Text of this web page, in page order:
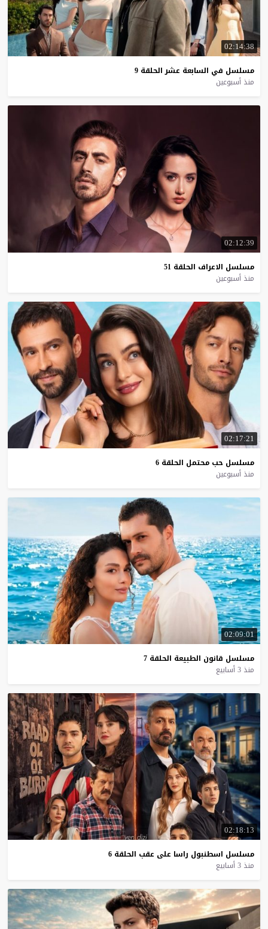
02:14:38
مسلسل في السابعة عشر الحلقة 9
منذ أسبوعين
02:12:39
مسلسل الاعراف الحلقة 51
منذ أسبوعين
02:17:21
مسلسل حب محتمل الحلقة 6
منذ أسبوعين
02:09:01
مسلسل قانون الطبيعة الحلقة 7
منذ 3 أسابيع
02:18:13
مسلسل اسطنبول راسا على عقب الحلقة 6
منذ 3 أسابيع